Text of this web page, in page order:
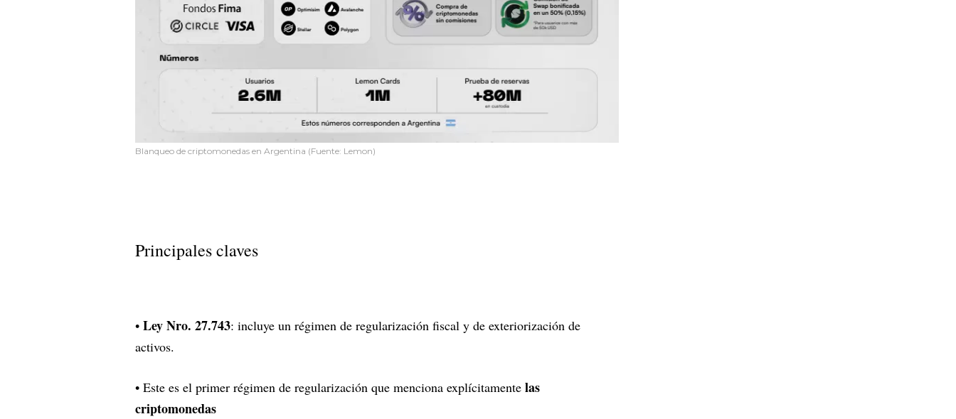
Blanqueo de criptomonedas en Argentina (Fuente: Lemon)
Principales claves
• Ley Nro. 27.743: incluye un régimen de regularización fiscal y de exteriorización de
activos.
• Este es el primer régimen de regularización que menciona explícitamente las
criptomonedas